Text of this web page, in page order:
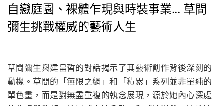
自戀庭園、裸體乍現與時裝事業... 草間
彌生挑戰權威的藝術人生
草間彌生與建畠晢的對話揭示了其藝術創作背後深刻的
動機。草間的「無限之網」和「積累」系列並非單純的
單色畫，而是對無盡重複的執念展現，源於她內心深處